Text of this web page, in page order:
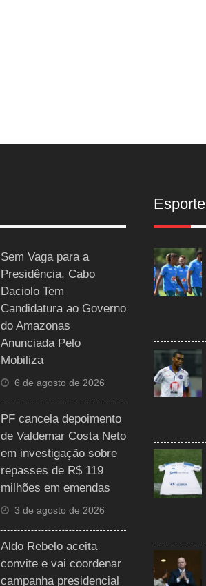
Sem Vaga para a
Presidência, Cabo
Daciolo Tem
Candidatura ao Governo
do Amazonas
Anunciada Pelo
Mobiliza
6 de agosto de 2026
PF cancela depoimento
de Valdemar Costa Neto
em investigação sobre
repasses de R$ 119
milhões em emendas
3 de agosto de 2026
Aldo Rebelo aceita
convite e vai coordenar
campanha presidencial
Esporte